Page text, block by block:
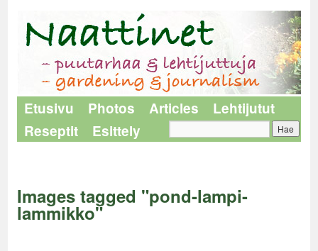
Etusivu Photos Articles
Lehtijutut
Reseptit
Esittely
Images tagged "pond-lampi-
lammikko"